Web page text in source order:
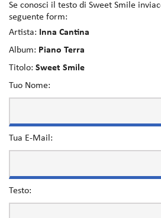
Se conosci il testo di Sweet Smile
seguente form:
Artista:
Inna Cantina
Album: Piano Terra
Titolo: Sweet Smile
Tuo Nome:
Tua E-Mail:
Testo: